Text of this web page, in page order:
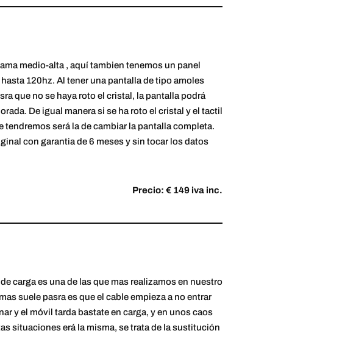
medio-alta , aquí tambien tenemos un panel
120hz. Al tener una pantalla de tipo amoles
que no se haya roto el cristal, la pantalla podrá
De igual manera si se ha roto el cristal y el tactil
será la de cambiar la pantalla completa.
con garantia de 6 meses y sin tocar los datos
Precio: € 149 iva inc.
carga es una de las que mas realizamos en nuestro
suele pasra es que el cable empieza a no entrar
y el móvil tarda bastate en carga, y en unos caos
situaciones erá la misma, se trata de la sustitución